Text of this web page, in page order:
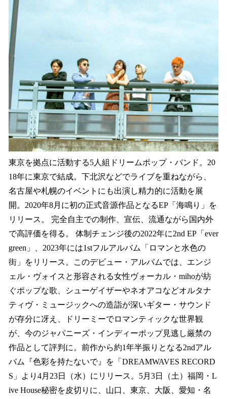
東京を拠点に活動する5人組ドリームポップ・バンド。20
18年に東京で結成。下北沢などでライブを重ねながら、
名古屋や札幌のイベントにも出演し精力的に活動を展
開。2020年8月に初の正式音源作品となるEP「海鳴り」を
リリース。 完全自主での制作、宣伝、流通ながら国内外
で高評価を得る。 体制チェンジ後の2022年に2nd EP「ever
green」、2023年には1stフルアルバム「ロマンと水色の
街」をリリース。このデビュー・アルバムでは、エンジ
ェル・ヴォイスと形容される女性ヴォーカル・mihoが紡
ぐポップな歌、シューゲイザーやネオアコなどオルタナ
ティヴ・ミュージックへの造詣が深いギター・サウンド
が存分に冴え、ドリーミーでロマンティックな世界観
が、今のジャパニーズ・インディーポップ見逃し厳禁の
作品として評判に。前作から約1年半振りとなる2ndアル
バム『色彩を持たないで』を「DREAMWAVES RECORD
S」より4月23日（水）にリリース。5月3日（土）福岡・L
ive House秘密を皮切りに、山口、東京、大阪、愛知・名